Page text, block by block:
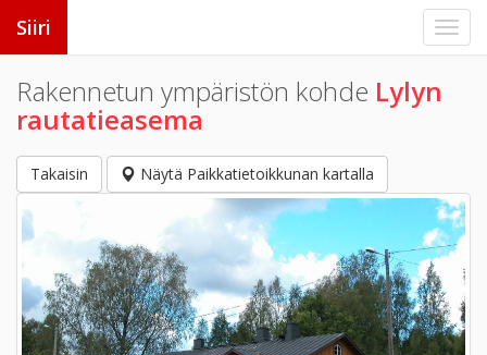
Siiri
Rakennetun ympäristön kohde Lylyn
rautatieasema
Takaisin Näytä Paikkatietoikkunan kartalla